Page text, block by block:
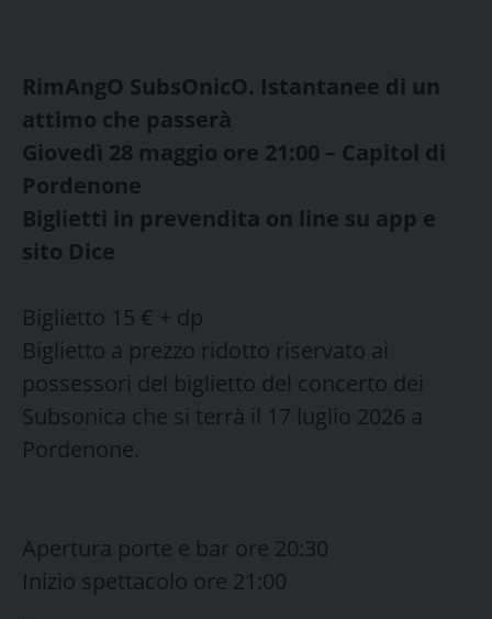
RimAngO SubsOnicO. Istantanee di un
attimo che passerà
Giovedì 28 maggio ore 21:00 – Capitol di
Pordenone
Biglietti in prevendita on line su app e
sito Dice
Biglietto 15 € + dp
Biglietto a prezzo ridotto riservato ai
possessori del biglietto del concerto dei
Subsonica che si terrà il 17 luglio 2026 a
Pordenone.
Apertura porte e bar ore 20:30
Inizio spettacolo ore 21:00